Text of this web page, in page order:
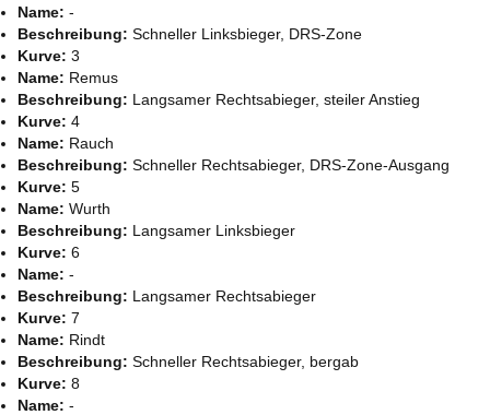
Name: -
Beschreibung: Schneller Linksbieger, DRS-Zone
Kurve: 3
Name: Remus
Beschreibung: Langsamer Rechtsabieger, steiler Anstieg
Kurve: 4
Name: Rauch
Beschreibung: Schneller Rechtsabieger, DRS-Zone-Ausgang
Kurve: 5
Name: Wurth
Beschreibung: Langsamer Linksbieger
Kurve: 6
Name: -
Beschreibung: Langsamer Rechtsabieger
Kurve: 7
Name: Rindt
Beschreibung: Schneller Rechtsabieger, bergab
Kurve: 8
Name: -